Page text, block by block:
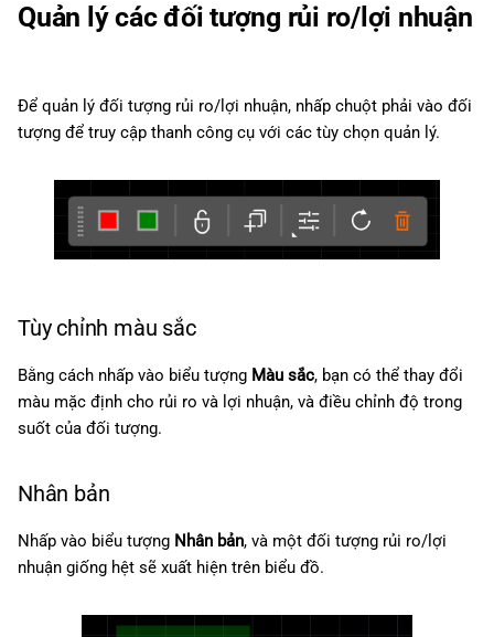
Quản lý các đối tượng rủi ro/lợi nhuận
Để quản lý đối tượng rủi ro/lợi nhuận, nhấp chuột phải vào đối
tượng để truy cập thanh công cụ với các tùy chọn quản lý.
Tùy chỉnh màu sắc
Bằng cách nhấp vào biểu tượng Màu sắc, bạn có thể thay đổi
màu mặc định cho rủi ro và lợi nhuận, và điều chỉnh độ trong
suốt của đối tượng.
Nhân bản
Nhấp vào biểu tượng Nhân bản, và một đối tượng rủi ro/lợi
nhuận giống hệt sẽ xuất hiện trên biểu đồ.